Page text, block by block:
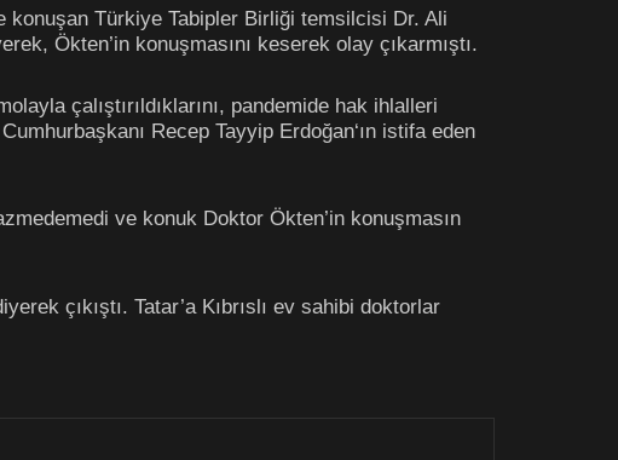
konuşan Türkiye Tabipler Birliği temsilcisi Dr. Ali
Ökten’in konuşmasını keserek olay çıkarmıştı.
çalıştırıldıklarını, pandemide hak ihlalleri
Recep Tayyip Erdoğan‘ın istifa eden
ve konuk Doktor Ökten’in konuşmasın
çıkıştı. Tatar’a Kıbrıslı ev sahibi doktorlar